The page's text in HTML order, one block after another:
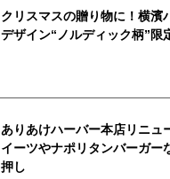
クリスマスの贈り物に！横濱
デザイン“ノルディック柄”限
ありあけハーバー本店リニュ
イーツやナポリタンバーガー
押し